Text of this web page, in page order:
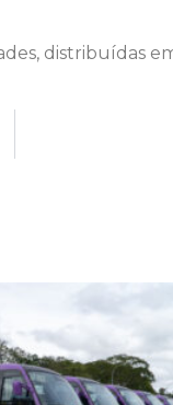
distribuídas